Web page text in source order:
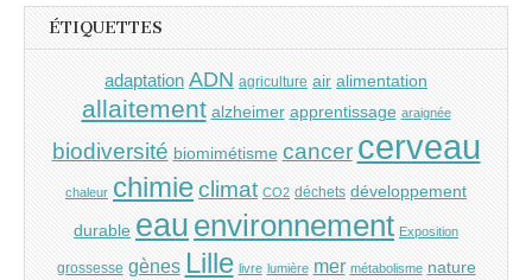
ÉTIQUETTES
adaptation ADN agriculture air alimentation
allaitement alzheimer apprentissage araignée
biodiversité biomimétisme cancer cerveau
chaleur chimieclimat CO2 déchets développement
durable eau environnement Exposition
grossesse gènes Lille livre lumière mer métabolisme nature